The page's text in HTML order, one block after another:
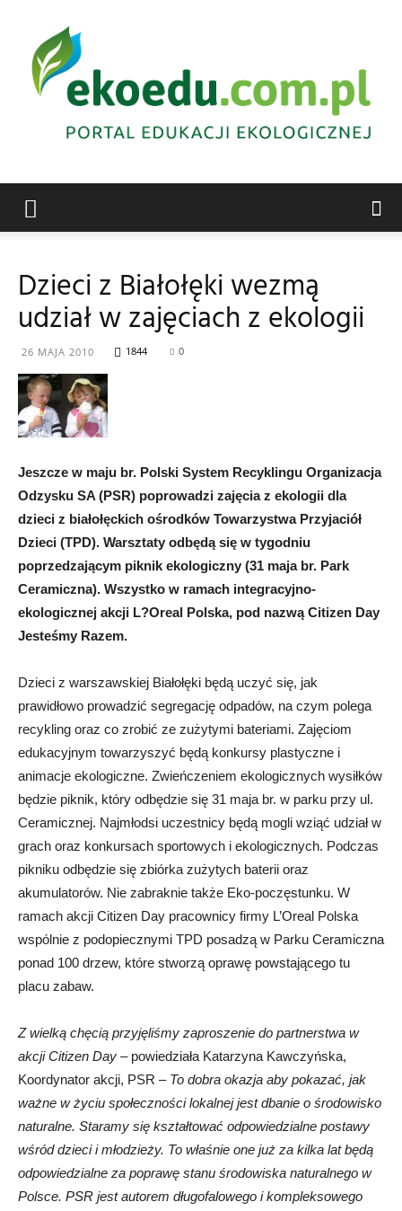
ekologiczna
Dzieci z Białołęki wezmą
udział w zajęciach z ekologii
26 MAJA 2010 1844 0
Jeszcze w maju br. Polski System Recyklingu Organizacja
Odzysku SA (PSR) poprowadzi zajęcia z ekologii dla
dzieci z białołęckich ośrodków Towarzystwa Przyjaciół
Dzieci (TPD). Warsztaty odbędą się w tygodniu
poprzedzającym piknik ekologiczny (31 maja br. Park
Ceramiczna). Wszystko w ramach integracyjno-
ekologicznej akcji L?Oreal Polska, pod nazwą Citizen Day
Jesteśmy Razem.
Dzieci z warszawskiej Białołęki będą uczyć się, jak
prawidłowo prowadzić segregację odpadów, na czym polega
recykling oraz co zrobić ze zużytymi bateriami. Zajęciom
edukacyjnym towarzyszyć będą konkursy plastyczne i
animacje ekologiczne. Zwieńczeniem ekologicznych wysiłków
będzie piknik, który odbędzie się 31 maja br. w parku przy ul.
Ceramicznej. Najmłodsi uczestnicy będą mogli wziąć udział w
grach oraz konkursach sportowych i ekologicznych. Podczas
pikniku odbędzie się zbiórka zużytych baterii oraz
akumulatorów. Nie zabraknie także Eko-poczęstunku. W
ramach akcji Citizen Day pracownicy firmy L’Oreal Polska
wspólnie z podopiecznymi TPD posadzą w Parku Ceramiczna
ponad 100 drzew, które stworzą oprawę powstającego tu
placu zabaw.
Z wielką chęcią przyjęliśmy zaproszenie do partnerstwa w
akcji Citizen Day –powiedziała Katarzyna Kawczyńska,
Koordynator akcji, PSR –To dobra okazja aby pokazać, jak
ważne w życiu społeczności lokalnej jest dbanie o środowisko
naturalne. Staramy się kształtować odpowiedzialne postawy
wśród dzieci i młodzieży. To właśnie one już za kilka lat będą
odpowiedzialne za poprawę stanu środowiska naturalnego w
Polsce. PSR jest autorem długofalowego i kompleksowego